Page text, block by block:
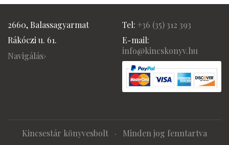
2660, Balassagyarmat
Rákóczi u. 61.
Navigálás›
Tel: +36 (35) 312 393
E-mail:
info@kincskonyv.hu
Kincsestár könyvesbolt · Minden jog fenntartva